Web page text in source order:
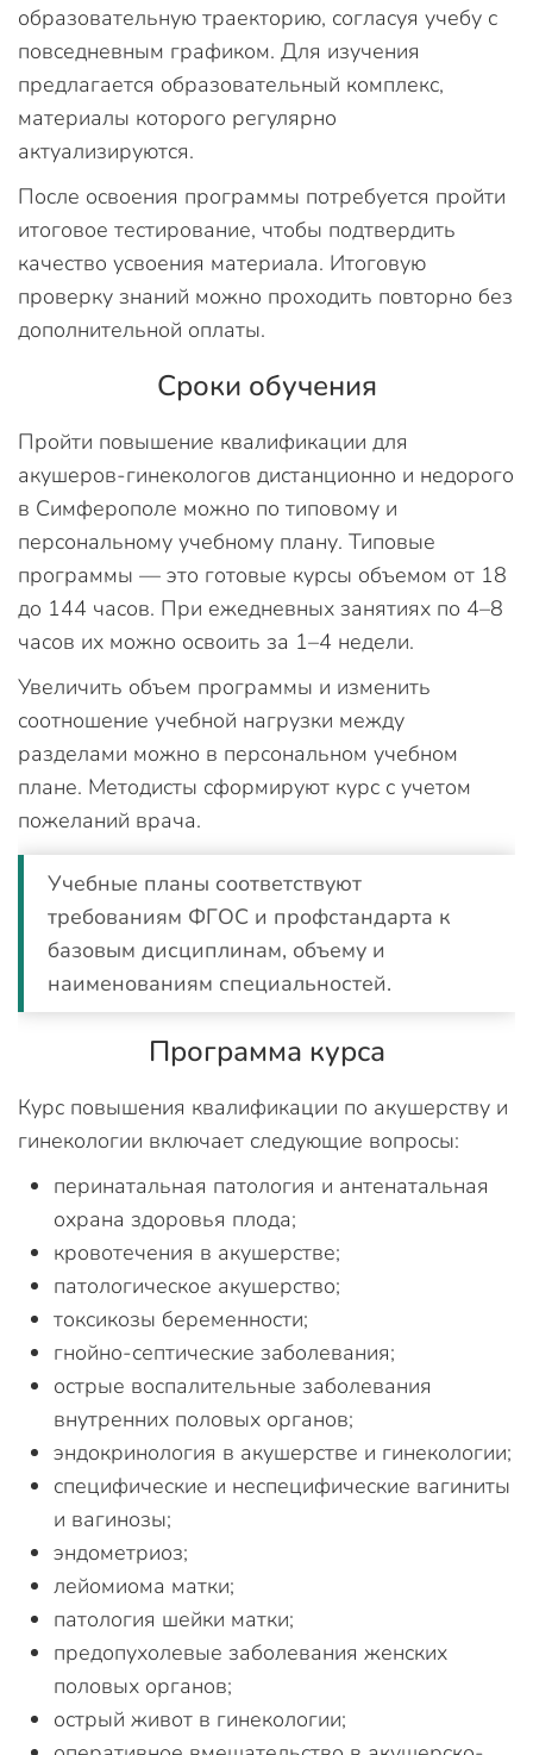
образовательную траекторию, согласуя учебу с
повседневным графиком. Для изучения
предлагается образовательный комплекс,
материалы которого регулярно
актуализируются.
После освоения программы потребуется пройти
итоговое тестирование, чтобы подтвердить
качество усвоения материала. Итоговую
проверку знаний можно проходить повторно без
дополнительной оплаты.
Сроки обучения
Пройти повышение квалификации для
акушеров-гинекологов дистанционно и недорого
в Симферополе можно по типовому и
персональному учебному плану. Типовые
программы — это готовые курсы объемом от 18
до 144 часов. При ежедневных занятиях по 4–8
часов их можно освоить за 1–4 недели.
Увеличить объем программы и изменить
соотношение учебной нагрузки между
разделами можно в персональном учебном
плане. Методисты сформируют курс с учетом
пожеланий врача.
Учебные планы соответствуют
требованиям ФГОС и профстандарта к
базовым дисциплинам, объему и
наименованиям специальностей.
Программа курса
Курс повышения квалификации по акушерству и
гинекологии включает следующие вопросы:
перинатальная патология и антенатальная
охрана здоровья плода;
кровотечения в акушерстве;
патологическое акушерство;
токсикозы беременности;
гнойно-септические заболевания;
острые воспалительные заболевания
внутренних половых органов;
эндокринология в акушерстве и гинекологии;
специфические и неспецифические вагиниты
и вагинозы;
эндометриоз;
лейомиома матки;
патология шейки матки;
предопухолевые заболевания женских
половых органов;
острый живот в гинекологии;